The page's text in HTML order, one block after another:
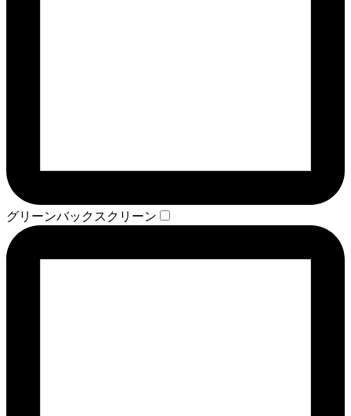
グリーンバックスクリーン